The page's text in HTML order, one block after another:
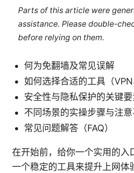
Parts of this article were
assistance. Please double-
before relying on them.
何为免翻墙及常见误解
如何选择合适的工具（VPN
安全性与隐私保护的关键要
不同场景的实操步骤与注
常见问题解答（FAQ）
在开始前，给你一个实用的入
一个稳定的工具来提升上网体